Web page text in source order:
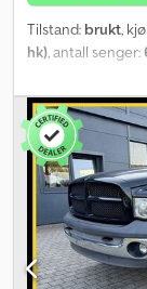
Tilstand: brukt,
hk), antall senger:
(TÜV):08/2024,
14 l/100 km,
drivstofforbruk
egenvekt:5 500
energieffektivitet:
petroleumsgass
enkeltseng,
kollisjonspute,